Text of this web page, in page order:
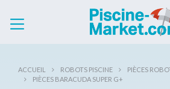
ACCUEIL ROBOTS PISCINE
PIÈCES
PIÈCES BARACUDA SUPER G+